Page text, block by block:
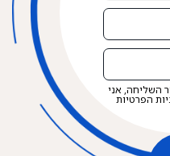
השליחה, אני
הפרטיות